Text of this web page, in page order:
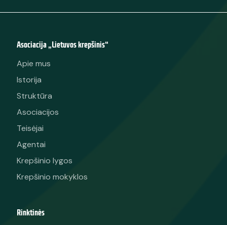
Asociacija „Lietuvos krepšinis“
Apie mus
Istorija
Struktūra
Asociacijos
Teisėjai
Agentai
Krepšinio lygos
Krepšinio mokyklos
Rinktinės